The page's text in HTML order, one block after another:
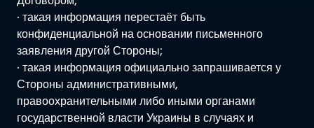
· такая информация перестаёт быть
конфиденциальной на основании письменного
заявления другой Стороны;
· такая информация официально запрашивается у
Стороны административными,
правоохранительными либо иными органами
государственной власти Украины в случаях и